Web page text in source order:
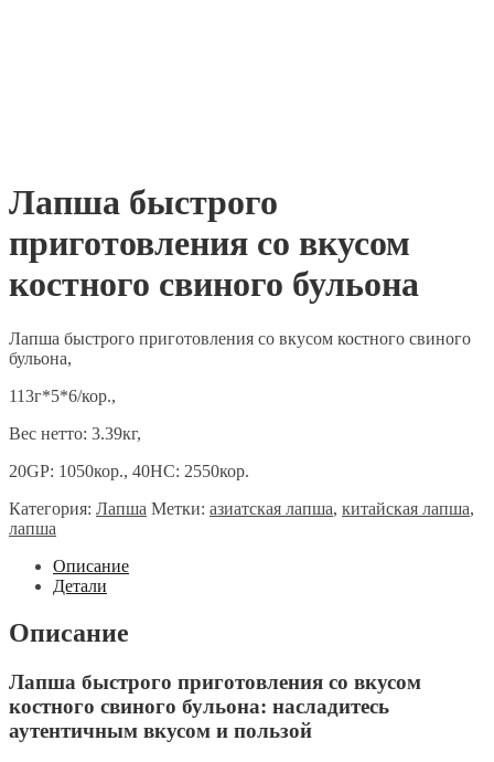
Лапша быстрого
приготовления со вкусом
костного свиного бульона
Лапша быстрого приготовления со вкусом костного свиного
бульона,
113г*5*6/кор.,
Вес нетто: 3.39кг,
20GP: 1050кор., 40HC: 2550кор.
Категория: Лапша Метки: азиатская лапша, китайская лапша,
лапша
Описание
Детали
Описание
Лапша быстрого приготовления со вкусом
костного свиного бульона: насладитесь
аутентичным вкусом и пользой